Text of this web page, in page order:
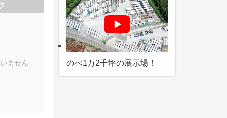
ません のべ1万2千坪の展示場！